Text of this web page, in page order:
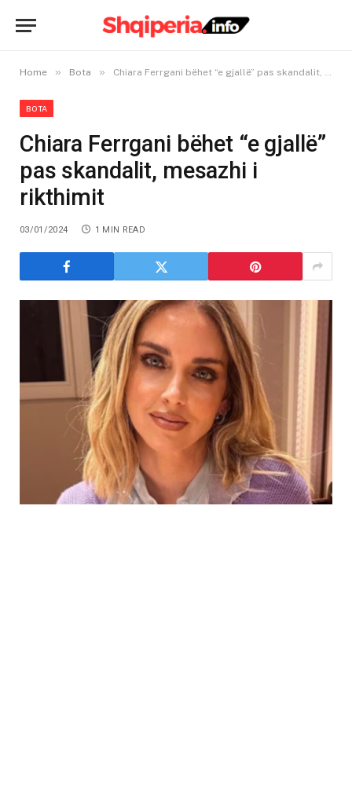
Home » Bota » Chiara Ferrgani bëhet “e gjallë” pas skandalit, mesazhi i rikthimit
BOTA
Chiara Ferrgani bëhet “e gjallë”
pas skandalit, mesazhi i
rikthimit
03/01/2024 1 MIN READ